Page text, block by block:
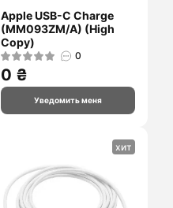
Apple USB-C Charge
(MM093ZM/A) (High
Copy)
0
0 ₴
Уведомить меня
хит